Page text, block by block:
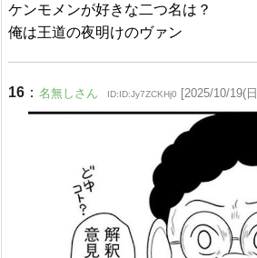
ケンモメンが好きな二つ名は？
俺は王道の夜明けのヴァン
16 ： 名無しさん ID:ID:Jy7ZCKHj0 [2025/10/19(